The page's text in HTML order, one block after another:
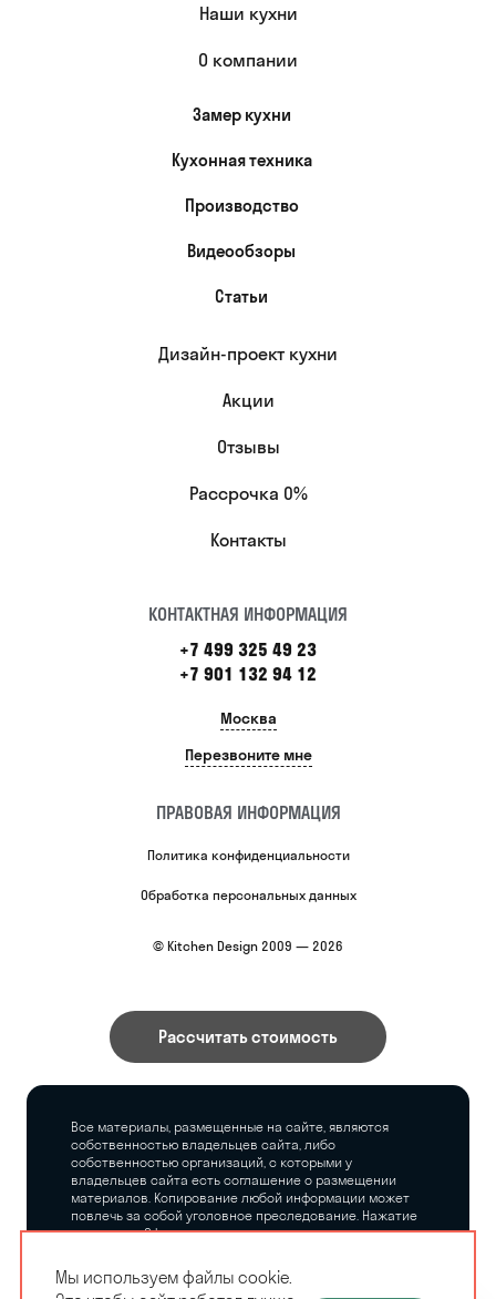
Наши кухни
О компании
Замер кухни
Кухонная техника
Производство
Видеообзоры
Статьи
Дизайн-проект кухни
Акции
Отзывы
Рассрочка 0%
Контакты
КОНТАКТНАЯ ИНФОРМАЦИЯ
+7 499 325 49 23
+7 901 132 94 12
Москва
Перезвоните мне
ПРАВОВАЯ ИНФОРМАЦИЯ
Политика конфиденциальности
Обработка персональных данных
© Kitchen Design 2009 — 2026
Рассчитать стоимость
Все материалы, размещенные на сайте, являются
собственностью владельцев сайта, либо
собственностью организаций, с которыми у
владельцев сайта есть соглашение о размещении
материалов. Копирование любой информации может
повлечь за собой уголовное преследование. Нажатие
на кнопку «Оформить заказ», а также последующее
владельцев сайта никаких обязательств.
Мы используем файлы cookie.